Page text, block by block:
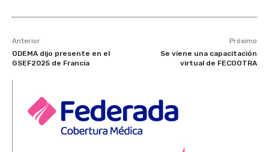
Anterior
ODEMA dijo presente en el
GSEF2025 de Francia
Próximo
Se viene una capacitación
virtual de FECOOTRA